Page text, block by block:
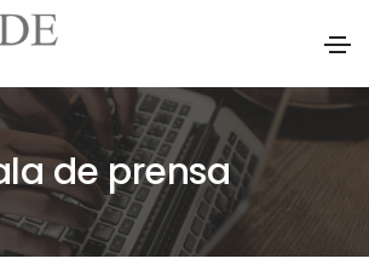
de prensa